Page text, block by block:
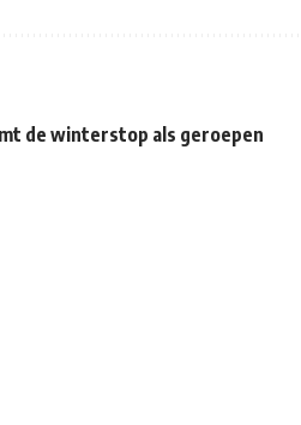
de winterstop als geroepen